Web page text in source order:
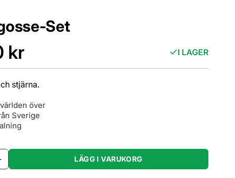
Set
kr I LAGER
stjärna.
över
Sverige
LÄGG I VARUKORG